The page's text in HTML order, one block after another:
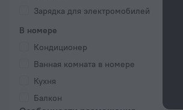
Зарядка для электромобилей
В номере
Кондиционер
Ванная комната в номере
Кухня
Балкон